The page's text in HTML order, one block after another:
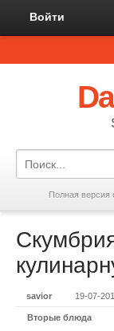
Войти
Полная версия
savior 19-07-
Вторые блюда